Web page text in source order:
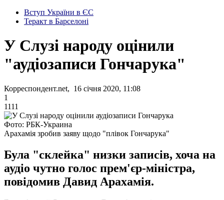
Вступ України в ЄС
Теракт в Барселоні
У Слузі народу оцінили
"аудіозаписи Гончарука"
Корреспондент.net, 16 січня 2020, 11:08
1
1111
Фото: РБК-Украина
Арахамія зробив заяву щодо "плівок Гончарука"
Була "склейка" низки записів, хоча на
аудіо чутно голос прем'єр-міністра,
повідомив Давид Арахамія.